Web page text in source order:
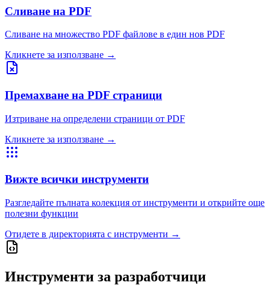
Сливане на PDF
Сливане на множество PDF файлове в един нов PDF
Кликнете за използване →
Премахване на PDF страници
Изтриване на определени страници от PDF
Кликнете за използване →
Вижте всички инструменти
Разгледайте пълната колекция от инструменти и открийте още
полезни функции
Отидете в директорията с инструменти →
Инструменти за разработчици